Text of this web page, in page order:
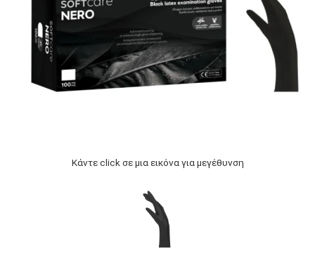
Κάντε click σε μια εικόνα για μεγέθυνση